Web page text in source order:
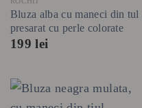
Bluza alba cu maneci din tul
presarat cu perle colorate
199lei